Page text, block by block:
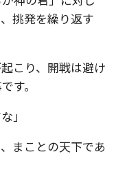
挑発を繰り返す
こり、開戦は避け
す。
」
まことの天下であ